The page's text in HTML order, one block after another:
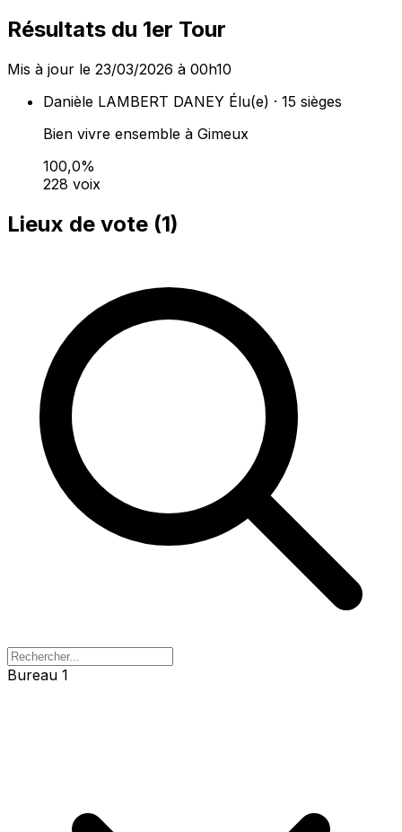
Résultats du 1er Tour
Mis à jour le 23/03/2026 à 00h10
Danièle LAMBERT DANEY Élu(e) · 15 sièges
Bien vivre ensemble à Gimeux
100,0%
228 voix
Lieux de vote (1)
Bureau 1